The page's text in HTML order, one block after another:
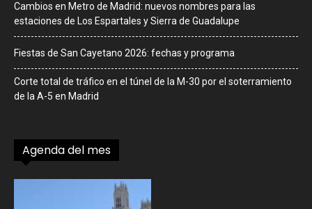
Cambios en Metro de Madrid: nuevos nombres para las
estaciones de Los Espartales y Sierra de Guadalupe
Fiestas de San Cayetano 2026: fechas y programa
Corte total de tráfico en el túnel de la M-30 por el soterramiento
de la A-5 en Madrid
Agenda del mes